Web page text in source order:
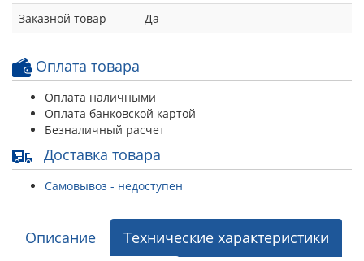
Заказной товар
Да
Оплата товара
Оплата наличными
Оплата банковской картой
Безналичный расчет
Доставка товара
Самовывоз - недоступен
Описание
Технические характеристики